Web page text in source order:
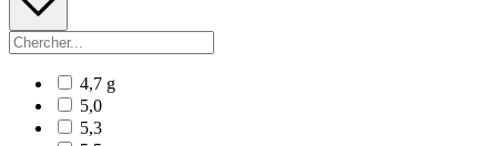
4,7 g
5,0
5,3